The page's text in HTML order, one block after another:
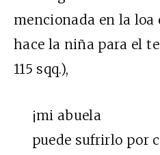
mencionada en la loa
hace la niña para el
115 sqq.),
¡mi abuela
puede sufrirlo por